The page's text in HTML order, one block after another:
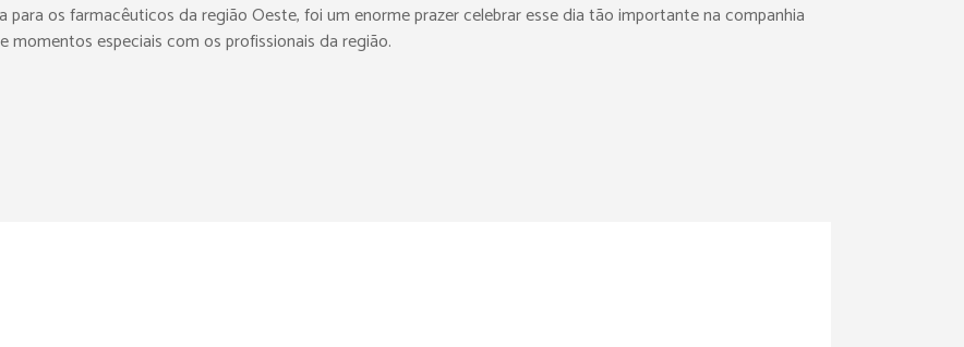
para os farmacêuticos da região Oeste, foi um enorme prazer celebrar esse dia tão importante na companhia
especiais com os profissionais da região.